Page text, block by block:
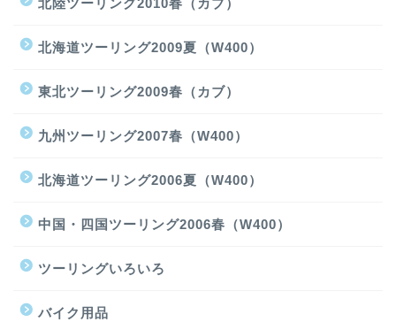
北陸ツーリング2010春（カブ）
北海道ツーリング2009夏（W400）
東北ツーリング2009春（カブ）
九州ツーリング2007春（W400）
北海道ツーリング2006夏（W400）
中国・四国ツーリング2006春（W400）
ツーリングいろいろ
バイク用品